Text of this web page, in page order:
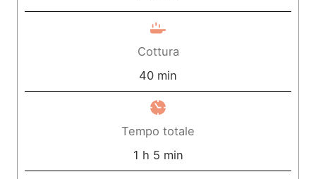
i
t
i
Cottura
40m
i
t
min
Tempo totale
1 oh 5mmin